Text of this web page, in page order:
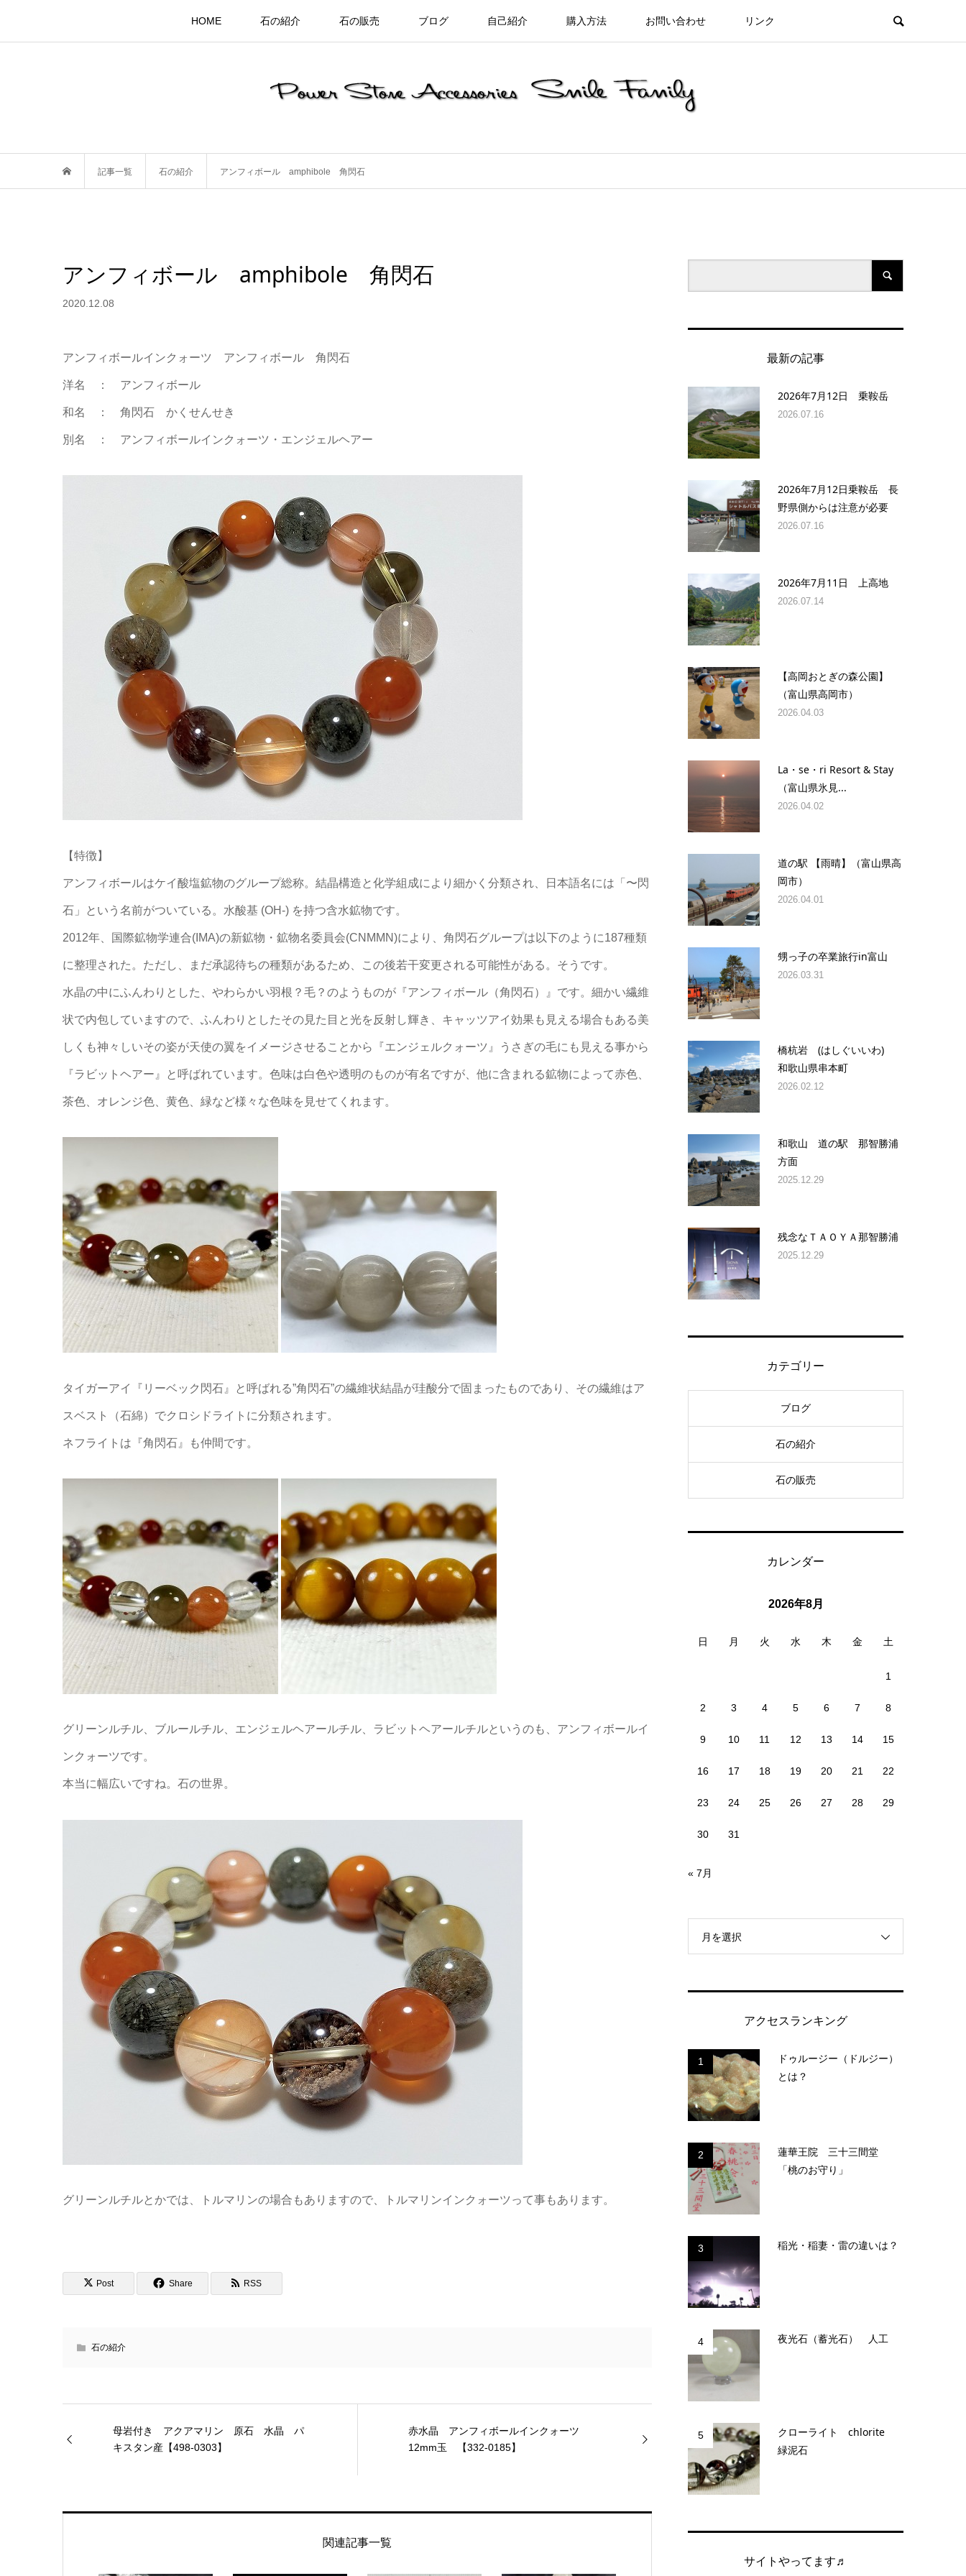
HOME 石の紹介 石の販売 ブログ 自己紹介 購入方法 お問い合わせ リンク
記事一覧 石の紹介 アンフィボール amphibole 角閃石
アンフィボール amphibole 角閃石
2020.12.08
アンフィボールインクォーツ アンフィボール 角閃石
洋名 ： アンフィボール
和名 ： 角閃石 かくせんせき
別名 ： アンフィボールインクォーツ・エンジェルヘアー
【特徴】
アンフィボールはケイ酸塩鉱物のグループ総称。結晶構造と化学組成により細かく分類され、日本語名には「〜閃
石」という名前がついている。水酸基 (OH-) を持つ含水鉱物です。
2012年、国際鉱物学連合(IMA)の新鉱物・鉱物名委員会(CNMMN)により、角閃石グループは以下のように187種類
に整理された。ただし、まだ承認待ちの種類があるため、この後若干変更される可能性がある。そうです。
水晶の中にふんわりとした、やわらかい羽根？毛？のようものが『アンフィボール（角閃石）』です。細かい繊維
状で内包していますので、ふんわりとしたその見た目と光を反射し輝き、キャッツアイ効果も見える場合もある美
しくも神々しいその姿が天使の翼をイメージさせることから『エンジェルクォーツ』うさぎの毛にも見える事から
『ラビットヘアー』と呼ばれています。色味は白色や透明のものが有名ですが、他に含まれる鉱物によって赤色、
茶色、オレンジ色、黄色、緑など様々な色味を見せてくれます。
タイガーアイ『リーベック閃石』と呼ばれる”角閃石”の繊維状結晶が珪酸分で固まったものであり、その繊維はア
スベスト（石綿）でクロシドライトに分類されます。
ネフライトは『角閃石』も仲間です。
グリーンルチル、ブルールチル、エンジェルヘアールチル、ラビットヘアールチルというのも、アンフィボールイ
ンクォーツです。
本当に幅広いですね。石の世界。
グリーンルチルとかでは、トルマリンの場合もありますので、トルマリンインクォーツって事もあります。
Post Share RSS
石の紹介
母岩付き アクアマリン 原石 水晶 パ
キスタン産【498-0303】
赤水晶 アンフィボールインクォーツ
12mm玉 【332-0185】
関連記事一覧
最新の記事
2026年7月12日 乗鞍岳
2026.07.16
2026年7月12日乗鞍岳 長
野県側からは注意が必要
2026.07.16
2026年7月11日 上高地
2026.07.14
【高岡おとぎの森公園】
（富山県高岡市）
2026.04.03
La・se・ri Resort & Stay
（富山県氷見...
2026.04.02
道の駅 【雨晴】（富山県高
岡市）
2026.04.01
甥っ子の卒業旅行in富山
2026.03.31
橋杭岩 (はしぐいいわ)
和歌山県串本町
2026.02.12
和歌山 道の駅 那智勝浦
方面
2025.12.29
残念なＴＡＯＹＡ那智勝浦
2025.12.29
カテゴリー
ブログ
石の紹介
石の販売
カレンダー
2026年8月
日 月 火 水 木 金 土
1
2 3 4 5 6 7 8
9 10 11 12 13 14 15
16 17 18 19 20 21 22
23 24 25 26 27 28 29
30 31
« 7月
月を選択
アクセスランキング
1
ドゥルージー（ドルジー）
とは？
2
蓮華王院 三十三間堂
「桃のお守り」
3 稲光・稲妻・雷の違いは？
4 夜光石（蓄光石） 人工
5
クローライト chlorite
緑泥石
サイトやってます♬